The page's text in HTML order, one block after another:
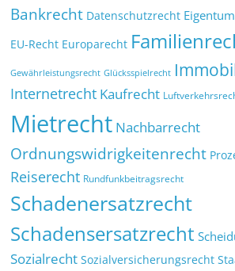
Bankrecht Datenschutzrecht
EU-Recht Europarecht
Gewährleistungsrecht Glücksspielrecht
Internetrecht Kaufrecht
Mietrecht Nachbarrecht
Ordnungswidrigkeitenrecht
Reiserecht Rundfunkbeitragsrecht
Schadenersatzrecht
Schadensersatzrecht
Sozialrecht Sozialversicherungsrecht